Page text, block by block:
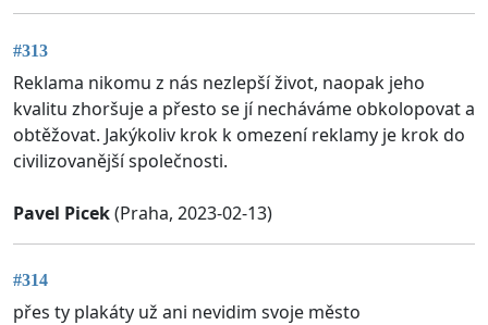
#313
Reklama nikomu z nás nezlepší život, naopak jeho
kvalitu zhoršuje a přesto se jí necháváme obkolopovat a
obtěžovat. Jakýkoliv krok k omezení reklamy je krok do
civilizovanější společnosti.
Pavel Picek(Praha, 2023-02-13)
#314
přes ty plakáty už ani nevidim svoje město